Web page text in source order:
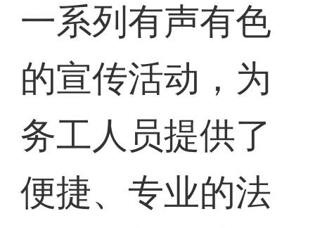
一系列有声有色
的宣传活动，为
务工人员提供了
便捷、专业的法